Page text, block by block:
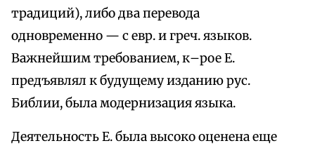
традиций), либо два перевода
одновременно — с евр. и греч. языков.
Важнейшим требованием, к–рое Е.
предъявлял к будущему изданию рус.
Библии, была модернизация языка.
Деятельность Е. была высоко оценена еще